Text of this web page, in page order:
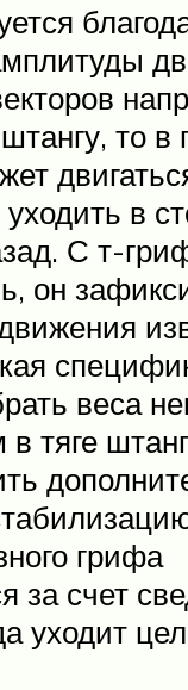
то в
уходить в
С т-
он
веса
тяге
грифа
за счет
уходит